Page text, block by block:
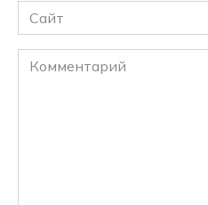
Сайт
Комментарий